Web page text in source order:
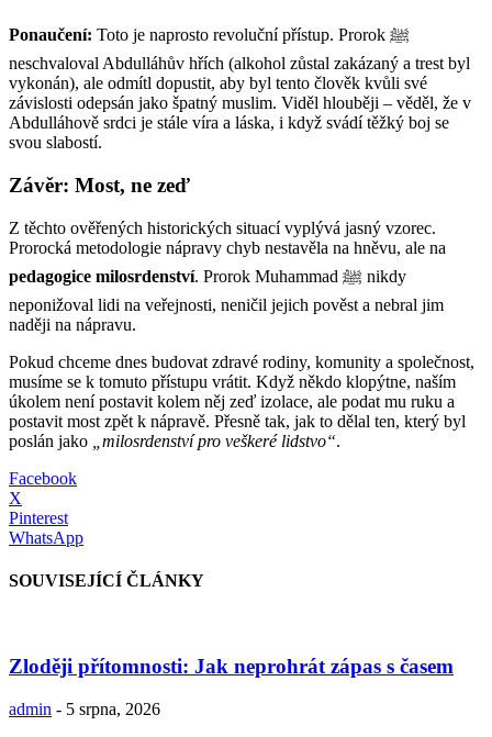
Ponaučení: Toto je naprosto revoluční přístup. Prorok ﷺ
neschvaloval Abdulláhův hřích (alkohol zůstal zakázaný a trest byl
vykonán), ale odmítl dopustit, aby byl tento člověk kvůli své
závislosti odepsán jako špatný muslim. Viděl hlouběji – věděl, že v
Abdulláhově srdci je stále víra a láska, i když svádí těžký boj se
svou slabostí.
Závěr: Most, ne zeď
Z těchto ověřených historických situací vyplývá jasný vzorec.
Prorocká metodologie nápravy chyb nestavěla na hněvu, ale na
pedagogice milosrdenství. Prorok Muhammad ﷺ nikdy
neponižoval lidi na veřejnosti, neničil jejich pověst a nebral jim
naději na nápravu.
Pokud chceme dnes budovat zdravé rodiny, komunity a společnost,
musíme se k tomuto přístupu vrátit. Když někdo klopýtne, naším
úkolem není postavit kolem něj zeď izolace, ale podat mu ruku a
postavit most zpět k nápravě. Přesně tak, jak to dělal ten, který byl
poslán jako
„milosrdenství pro veškeré lidstvo“.
Facebook
X
Pinterest
WhatsApp
SOUVISEJÍCÍ ČLÁNKY
Zloději přítomnosti: Jak neprohrát zápas s časem
admin - 5 srpna, 2026